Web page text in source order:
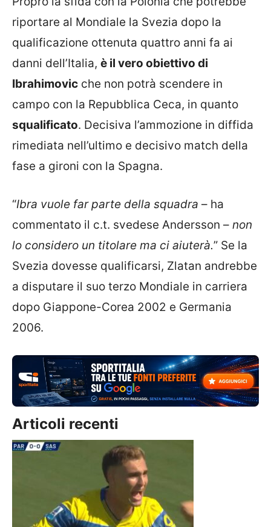
riportare al Mondiale la Svezia dopo la
qualificazione ottenuta quattro anni fa ai
danni dell’Italia, è il vero obiettivo di
Ibrahimovic che non potrà scendere in
campo con la Repubblica Ceca, in quanto
squalificato. Decisiva l’ammozione in diffida
rimediata nell’ultimo e decisivo match della
fase a gironi con la Spagna.
“Ibra vuole far parte della squadra – ha
commentato il c.t. svedese Andersson – non
lo considero un titolare ma ci aiuterà.” Se la
Svezia dovesse qualificarsi, Zlatan andrebbe
a disputare il suo terzo Mondiale in carriera
dopo Giappone-Corea 2002 e Germania
2006.
Articoli recenti